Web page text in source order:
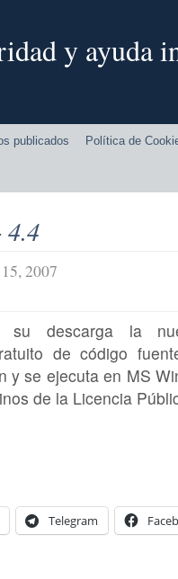
y ayuda
publicados Política de
2007
su descarga la
de código
y se ejecuta en MS
de la Licencia
Telegram